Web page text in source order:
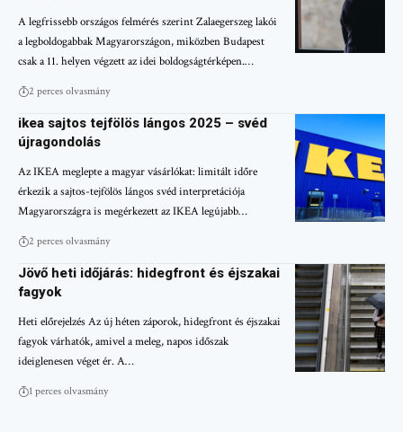
A legfrissebb országos felmérés szerint Zalaegerszeg lakói
a legboldogabbak Magyarországon, miközben Budapest
csak a 11. helyen végzett az idei boldogságtérképen.…
2 perces olvasmány
ikea sajtos tejfölös lángos 2025 – svéd
újragondolás
Az IKEA meglepte a magyar vásárlókat: limitált időre
érkezik a sajtos-tejfölös lángos svéd interpretációja
Magyarországra is megérkezett az IKEA legújabb…
2 perces olvasmány
Jövő heti időjárás: hidegfront és éjszakai
fagyok
Heti előrejelzés Az új héten záporok, hidegfront és éjszakai
fagyok várhatók, amivel a meleg, napos időszak
ideiglenesen véget ér. A…
1 perces olvasmány